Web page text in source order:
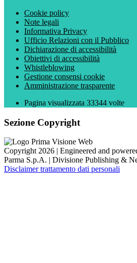
Cookie policy
Note legali
Informativa Privacy
Ufficio Relazioni con il Pubblico
Dichiarazione di accessibilità
Obiettivi di accessibilità
Whistleblowing
Gestione consensi cookie
Amministrazione trasparente
Pagina visualizzata 33344 volte
Sezione Copyright
Copyright 2026 | Engineered and
Parma S.p.A. | Divisione Publishing &
Disclaimer trattamento dati personali